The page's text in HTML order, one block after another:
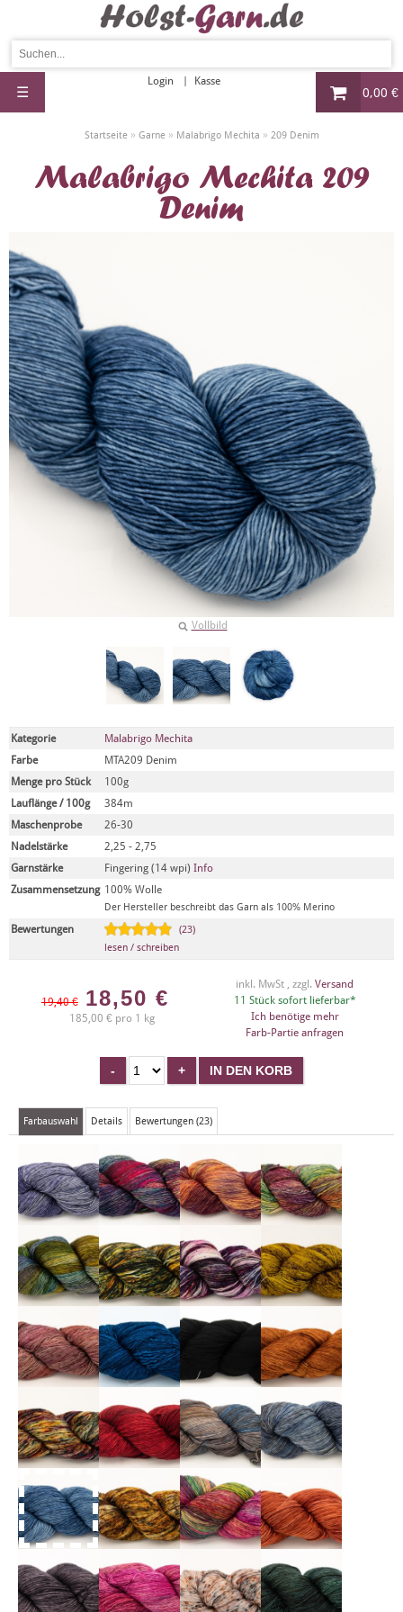
0,00 €
Login Kasse
☰
Startseite» Garne» Malabrigo Mechita » 209 Denim
Malabrigo Mechita 209
Denim
Vollbild
Kategorie
Malabrigo Mechita
Farbe
MTA209 Denim
Menge pro Stück
100g
Lauflänge / 100g
384m
Maschenprobe
26-30
Nadelstärke
2,25 - 2,75
Garnstärke
Fingering (14 wpi) Info
Zusammensetzung 100% Wolle
Der Hersteller beschreibt das Garn als 100% Merino
Bewertungen
(23)
lesen / schreiben
19,40 € 18,50 €
185,00 € pro 1 kg
inkl. MwSt , zzgl. Versand
11 Stück sofort lieferbar*
Ich benötige mehr
Farb-Partie anfragen
Farbauswahl Details Bewertungen (23)